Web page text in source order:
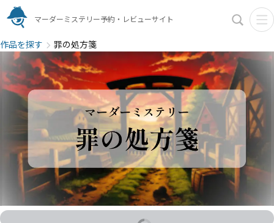
マーダーミステリー予約・レビューサイト
作品を探す 罪の処方箋